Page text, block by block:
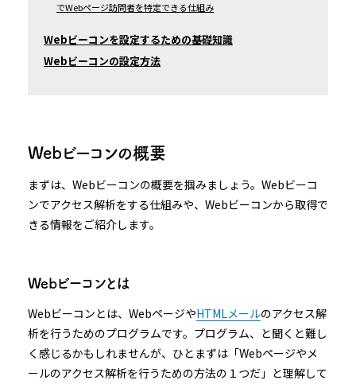
でWebページ訪問者を特定できる仕組み
Webビーコンを設定するための基礎知識
Webビーコンの設定方法
Webビーコンの概要
まずは、Webビーコンの概要を掴みましょう。Webビーコ
ンでアクセス解析をする仕組みや、Webビーコンから取得で
きる情報をご紹介します。
Webビーコンとは
Webビーコンとは、WebページやHTMLメールのアクセス解
析を行うためのプログラムです。プログラム、と聞くと難し
く感じるかもしれませんが、ひとまずは「Webページやメ
ールのアクセス解析を行うための方法の１つだ」と理解して